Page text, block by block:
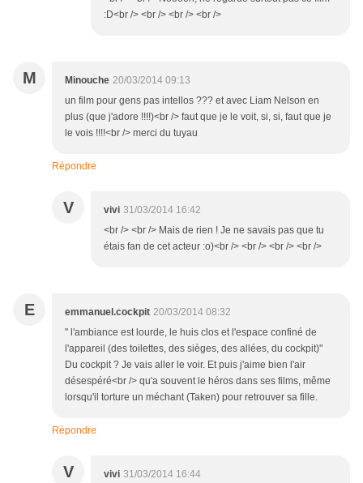
:D<br /> <br /> <br /> <br />
M Minouche 20/03/2014 09:13
un film pour gens pas intellos ??? et avec Liam Nelson en
plus (que j'adore !!!!)<br /> faut que je le voit, si, si, faut que je
le vois !!!!<br /> merci du tuyau
Répondre
V vivi 31/03/2014 16:42
<br /> <br /> Mais de rien ! Je ne savais pas que tu
étais fan de cet acteur :o)<br /> <br /> <br /> <br />
E emmanuel.cockpit 20/03/2014 08:32
" l'ambiance est lourde, le huis clos et l'espace confiné de
l'appareil (des toilettes, des sièges, des allées, du cockpit)"
Du cockpit ? Je vais aller le voir. Et puis j'aime bien l'air
désespéré<br /> qu'a souvent le héros dans ses films, même
lorsqu'il torture un méchant (Taken) pour retrouver sa fille.
Répondre
V vivi 31/03/2014 16:44